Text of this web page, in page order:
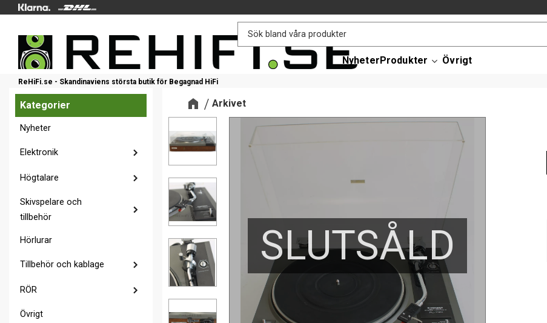
ReHiFi.se - Skandinaviens största butik för Begagnad HiFi
NyheterProdukter Övrigt
Arkivet
SLUTSÅLD
Kategorier
Nyheter
Elektronik
Högtalare
Skivspelare och
tillbehör
Hörlurar
Tillbehör och kablage
RÖR
Övrigt